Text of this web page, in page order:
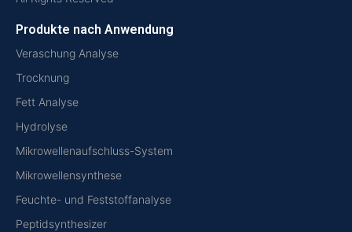
Produkte nach Anwendung
Veraschung Analyse
Trocknung
Fett Analyse
Hydrolyse
Mikrowellenaufschluss-System
Mikrowellensynthese
Feuchte- und Feststoffanalyse
Peptidsynthesizer